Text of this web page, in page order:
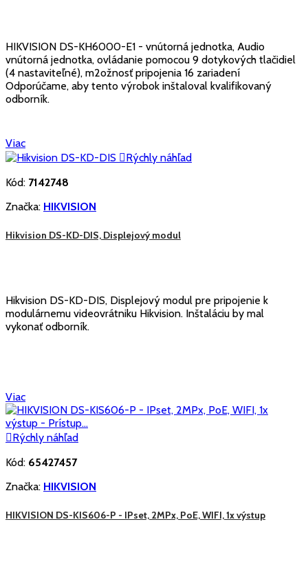
HIKVISION DS-KH6000-E1 - vnútorná jednotka, Audio
vnútorná jednotka, ovládanie pomocou 9 dotykových tlačidiel
(4 nastaviteľné), m2ožnosť pripojenia 16 zariadení
Odporúčame, aby tento výrobok inštaloval kvalifikovaný
odborník.
Viac
Rýchly náhľad
Kód: 7142748
Značka: HIKVISION
Hikvision DS-KD-DIS, Displejový modul
Hikvision DS-KD-DIS, Displejový modul pre pripojenie k
modulárnemu videovrátniku Hikvision. Inštaláciu by mal
vykonať odborník.
Viac
Rýchly náhľad
Kód: 65427457
Značka: HIKVISION
HIKVISION DS-KIS606-P - IPset, 2MPx, PoE, WIFI, 1x výstup